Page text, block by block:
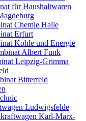
für Haushaltwaren
Chemie Halle
Erfurt
Kohle und Energie
Albert Funk
Leipzig-Grimma
Bitterfeld
Ludwigsfelde
Karl-Marx-